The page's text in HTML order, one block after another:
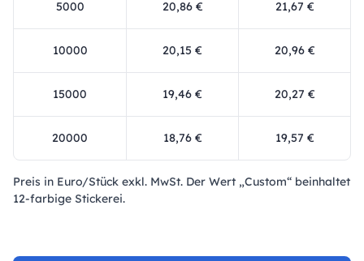
5000 20,86 € 21,67 €
10000 20,15 € 20,96 €
15000 19,46 € 20,27 €
20000 18,76 € 19,57 €
Preis in Euro/Stück exkl. MwSt. Der Wert „Custom“ beinhaltet
12-farbige Stickerei.